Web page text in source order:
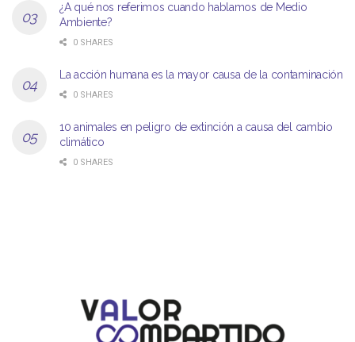
¿A qué nos referimos cuando hablamos de Medio
Ambiente?
0 SHARES
La acción humana es la mayor causa de la contaminación
0 SHARES
10 animales en peligro de extinción a causa del cambio
climático
0 SHARES